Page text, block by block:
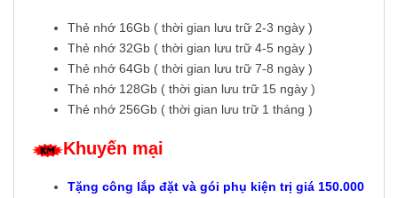
Thẻ nhớ 16Gb ( thời gian lưu trữ 2-3 ngày )
Thẻ nhớ 32Gb ( thời gian lưu trữ 4-5 ngày )
Thẻ nhớ 64Gb ( thời gian lưu trữ 7-8 ngày )
Thẻ nhớ 128Gb ( thời gian lưu trữ 15 ngày )
Thẻ nhớ 256Gb ( thời gian lưu trữ 1 tháng )
Khuyến mại
Tặng công lắp đặt và gói phụ kiện trị giá 150.000